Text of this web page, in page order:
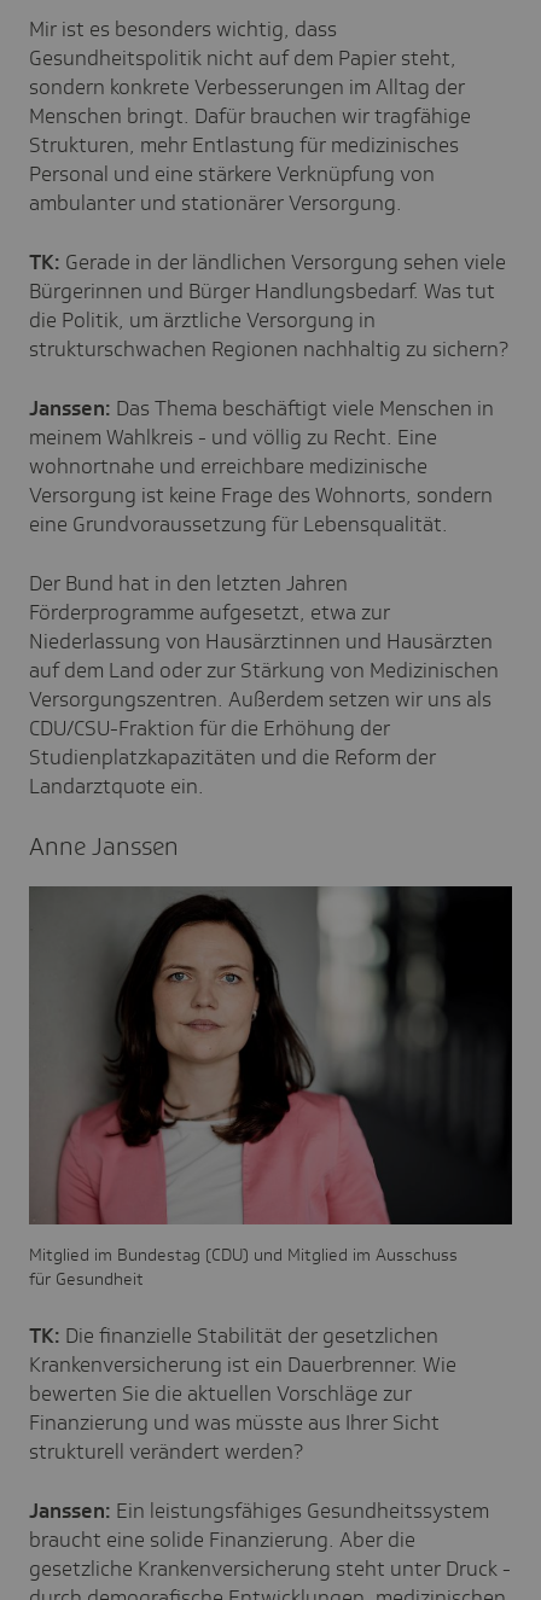
Mir ist es besonders wichtig, dass
Gesundheitspolitik nicht auf dem Papier steht,
sondern konkrete Verbesserungen im Alltag der
Menschen bringt. Dafür brauchen wir tragfähige
Strukturen, mehr Entlastung für medizinisches
Personal und eine stärkere Verknüpfung von
ambulanter und stationärer Versorgung.
TK: Gerade in der ländlichen Versorgung sehen viele
Bürgerinnen und Bürger Handlungsbedarf. Was tut
die Politik, um ärztliche Versorgung in
strukturschwachen Regionen nachhaltig zu sichern?
Janssen: Das Thema beschäftigt viele Menschen in
meinem Wahlkreis - und völlig zu Recht. Eine
wohnortnahe und erreichbare medizinische
Versorgung ist keine Frage des Wohnorts, sondern
eine Grundvoraussetzung für Lebensqualität.
Der Bund hat in den letzten Jahren
Förderprogramme aufgesetzt, etwa zur
Niederlassung von Hausärztinnen und Hausärzten
auf dem Land oder zur Stärkung von Medizinischen
Versorgungszentren. Außerdem setzen wir uns als
CDU/CSU-Fraktion für die Erhöhung der
Studienplatzkapazitäten und die Reform der
Landarztquote ein.
Anne Janssen
Mitglied im Bundestag (CDU) und Mitglied im Ausschuss
für Gesundheit
TK: Die finanzielle Stabilität der gesetzlichen
Krankenversicherung ist ein Dauerbrenner. Wie
bewerten Sie die aktuellen Vorschläge zur
Finanzierung und was müsste aus Ihrer Sicht
strukturell verändert werden?
Janssen: Ein leistungsfähiges Gesundheitssystem
braucht eine solide Finanzierung. Aber die
gesetzliche Krankenversicherung steht unter Druck -